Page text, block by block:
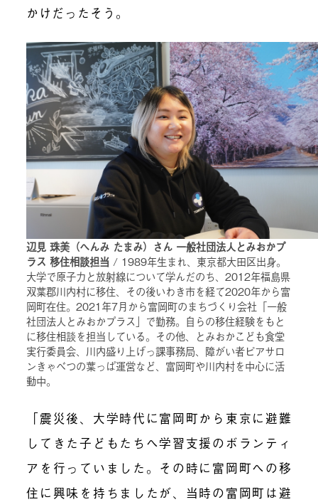
かけだったそう。
辺見 珠美（へんみ たまみ）さん 一般社団法人とみおかプ
ラス 移住相談担当 / 1989年生まれ、東京都大田区出身。
大学で原子力と放射線について学んだのち、2012年福島県
双葉郡川内村に移住、その後いわき市を経て2020年から富
岡町在住。2021年7月から富岡町のまちづくり会社「一般
社団法人とみおかプラス」で勤務。自らの移住経験をもと
に移住相談を担当している。その他、とみおかこども食堂
実行委員会、川内盛り上げっ課事務局、障がい者ピアサロ
ンきゃべつの葉っぱ運営など、富岡町や川内村を中心に活
動中。
「震災後、大学時代に富岡町から東京に避難
してきた子どもたちへ学習支援のボランティ
アを行っていました。その時に富岡町への移
住に興味を持ちましたが、当時の富岡町は避